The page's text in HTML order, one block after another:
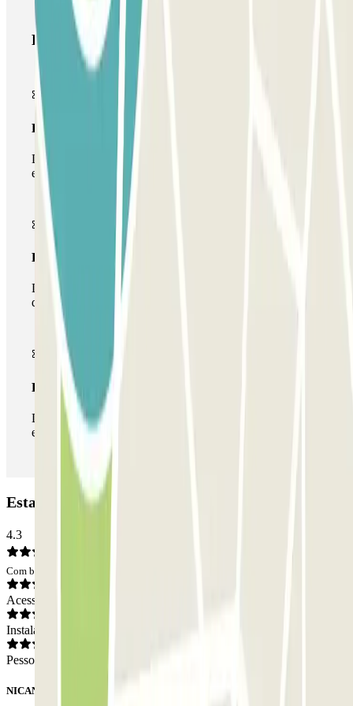
Produtos Parclick
Passe simples
Durante a sua estadia, só poderá entrar e sair do parque de
estacionamento uma vez.
Passe multiestacionamento
Durante a sua estadia, pode utilizar toda a rede de parques
de estacionamento deste operador disponível em Parclick.
Passe ilimitado
Durante a sua estadia, pode entrar e sair do parque de
estacionamento as vezes que quiser.
Estacionamento La Salle Copark: Opiniões
4.3
Com base em 11 opiniões
Acesso
Instalações
Pessoal
NICANOR